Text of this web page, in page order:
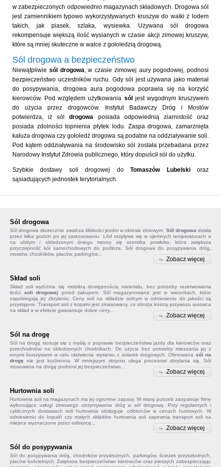
w zabezpieczonych odpowiednio magazynach składowych. Drogowa sól
jest zamiennikiem typowo wykorzystywanych kruszyw do walki z lodem
takich, jak piasek, szlaka, wysiewka. Używana sól drogowa
rekompensuje większą ilość wysianych w czasie akcji zimowej kruszyw,
które są mniej skuteczne w walce z gołoledzią drogową.
Sól drogowa a bezpieczeństwo
Niewątpliwie sól drogowa, w czasie zimowej aury pogodowej, podnosi
bezpieczeństwo uczestników ruchu. Gdy sól jest używana jako materiał
do posypywania, drogowa aura pogodowa poprawia się na korzyść
kierowców. Pod względem użytkowania sól jest wygodnym kruszywem
do użycia przez drogowców. Instytut Badawczy Dróg i Mostów
potwierdza, iż sóldrogowa posiada odpowiednią ziarnistość oraz
posiada zdolności topnienia płytek lodu. Zaspa drogowa, zamarznięta
kałuża drogowa czy gołoledź drogowa są podatne na oddziaływanie soli.
Pod kątem oddziaływania na środowisko sól została przebadana przez
Narodowy Instytut Zdrowia publicznego, który dopuścił sól do użytku.
Szybkie dostawy soli drogowej doTomaszów Lubelskioraz
sąsiadujących jednostek terytorialnych.
Sól drogowa
Sól drogowa skutecznie zwalcza śliskości jezdni w okresie zimowym. Sól drogowa działa
przez kilka godzin po jej zastosowaniu. Lód rozpływa się w ujemnych temperaturach a
na ubitym i oblodzonym śniegu tworzy się szorstka powłoka, która zwiększa
przyczepność kół samochodowych do podłoża. Sól drogowa do posypywania dróg,
mostów, chodników, placów, parkingów...
Zobacz więcej
Skład soli
Skład soliwyróżnia się mobilną dostępnością materiału, bez potrzeby rezerwowania
ilości soli drogowej przed zakupem. Sól magazynowana jest w warunkach, które
zapobiegają jej zbrylaniu. Ceny soli na składzie solnym w odniesieniu do jakości są
przystępne. Transport soli z kopalni jest zmasowany, co obniża koszty przywozu surowca
na skład a w efekcie gwarantuje dobre ceny...
Zobacz więcej
Sól na drogę
Sól na drogę stosuje się z myślą o poprawie bezpieczeństwa jazdy dla kierowców oraz
przechodniów na oblodzonych chodnikach. Do użycia bez potrzeby mieszania jej z
innymi kruszywami w celu ułatwienia wysiewu z solarek drogowych. Oferowana sól na
drogę nie jest kuchenna. W mniejszym stopniu ulega procesowi zbrylania się. Sól
stosowana na drogę podnosi jej bezpieczeństwo...
Zobacz więcej
Hurtownia soli
Hurtownia soli na magazynach ma jej ogromne zapasy. W miarę potrzeb zaopatruje firmy
wykonujące usługi zimowego utrzymywania dróg w sól drogową. Przy regularnych i
cyklicznych dostawach soli hurtownia obsługuje odbiorców w cenach hurtowych. W
odniesieniu do kopalń czy małych składów hurtownia solizapewnia transport soli na
miejsce wyznaczone przez odbiorcę...
Zobacz więcej
Sól do posypywania
Sól do posypywania dróg, chodników przydrożnych, parkingów, ścieżek przyszkolnych,
placów kościelnych. Zwiększa bezpieczeństwo kierowców oraz pieszych zabezpieczając